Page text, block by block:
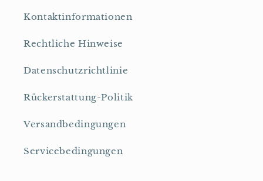
Kontaktinformationen
Rechtliche Hinweise
Datenschutzrichtlinie
Rückerstattung-Politik
Versandbedingungen
Servicebedingungen